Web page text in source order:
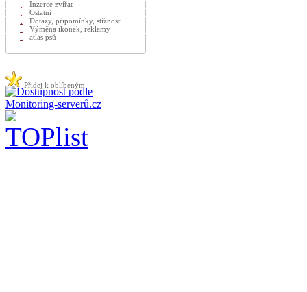
Inzerce zvířat
Ostatní
Dotazy, připomínky, stížnosti
Výměna ikonek, reklamy
atlas psů
Přidej k oblíbeným